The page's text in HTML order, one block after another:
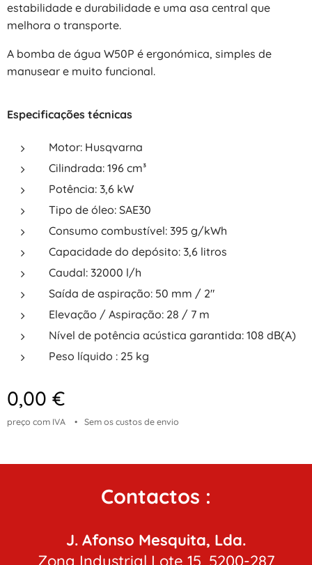
estabilidade e durabilidade e uma asa central que
melhora o transporte.
A bomba de água W50P é ergonómica, simples de
manusear e muito funcional.
Especificações técnicas
Motor: Husqvarna
Cilindrada: 196 cm³
Potência: 3,6 kW
Tipo de óleo: SAE30
Consumo combustível: 395 g/kWh
Capacidade do depósito: 3,6 litros
Caudal: 32000 l/h
Saída de aspiração: 50 mm / 2″
Elevação / Aspiração: 28 / 7 m
Nível de potência acústica garantida: 108 dB(A)
Peso líquido : 25 kg
0,00 €
preço com IVA Sem os custos de envio
Contactos :
J. Afonso Mesquita, Lda.
Zona Industrial Lote 15, 5200-287